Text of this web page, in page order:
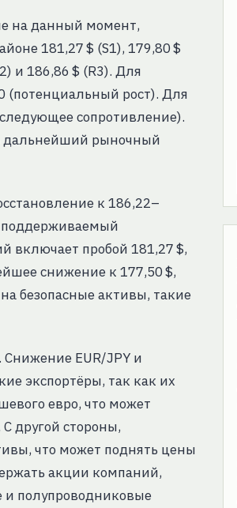
на данный момент,
181,27 $ (S1), 179,80 $
и 186,86 $ (R3). Для
(потенциальный рост). Для
сопротивление).
дальнейший рыночный
к 186,22–
поддерживаемый
включает пробой 181,27 $,
снижение к 177,50 $,
безопасные активы, такие
EUR/JPY и
экспортёры, так как их
евро, что может
С другой стороны,
что может поднять цены
акции компаний,
и полупроводниковые